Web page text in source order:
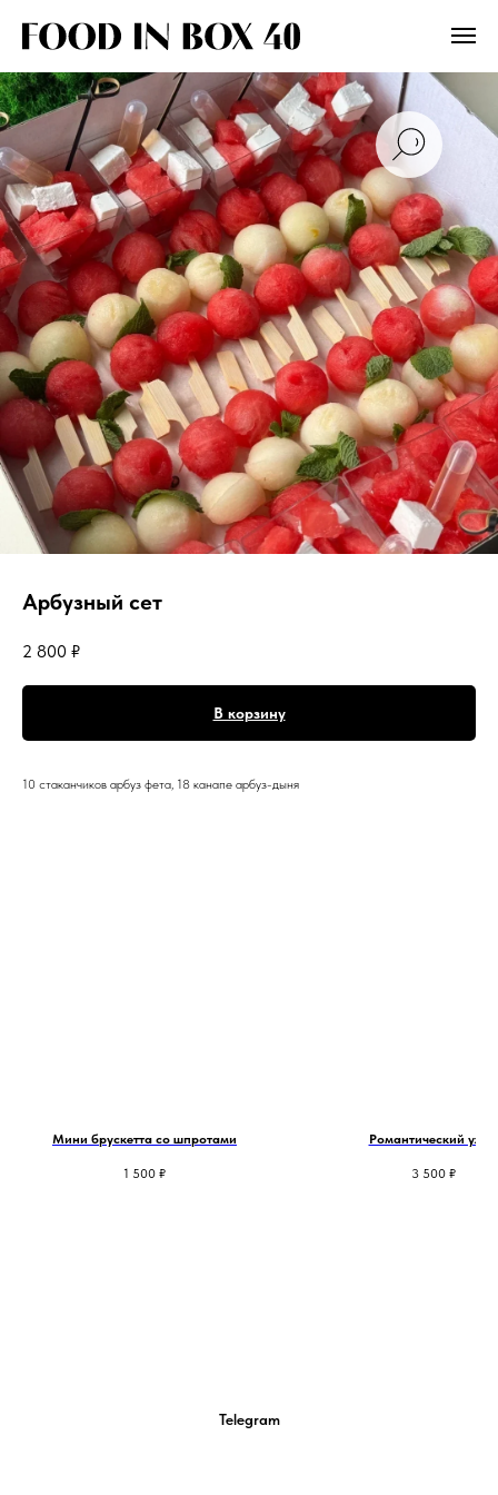
Арбузный сет
2 800 ₽
В корзину
10 стаканчиков арбуз фета, 18 канапе арбуз-дыня
Мини брускетта со шпротами
1 500 ₽
Романтический ужин
3 500 ₽
Telegram